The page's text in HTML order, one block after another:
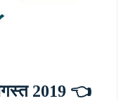
2019 👈